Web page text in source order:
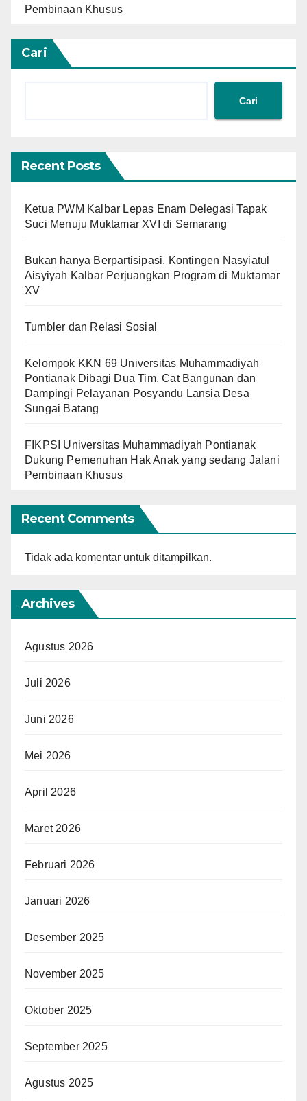
Pembinaan Khusus
Cari
Cari
Recent Posts
Ketua PWM Kalbar Lepas Enam Delegasi Tapak
Suci Menuju Muktamar XVI di Semarang
Bukan hanya Berpartisipasi, Kontingen Nasyiatul
Aisyiyah Kalbar Perjuangkan Program di Muktamar
XV
Tumbler dan Relasi Sosial
Kelompok KKN 69 Universitas Muhammadiyah
Pontianak Dibagi Dua Tim, Cat Bangunan dan
Dampingi Pelayanan Posyandu Lansia Desa
Sungai Batang
FIKPSI Universitas Muhammadiyah Pontianak
Dukung Pemenuhan Hak Anak yang sedang Jalani
Pembinaan Khusus
Recent Comments
Tidak ada komentar untuk ditampilkan.
Archives
Agustus 2026
Juli 2026
Juni 2026
Mei 2026
April 2026
Maret 2026
Februari 2026
Januari 2026
Desember 2025
November 2025
Oktober 2025
September 2025
Agustus 2025